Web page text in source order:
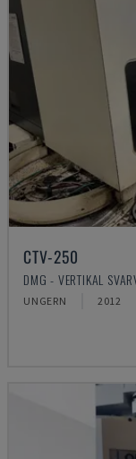
CTV-250
DMG - VERTIKAL
UNGERN 2012